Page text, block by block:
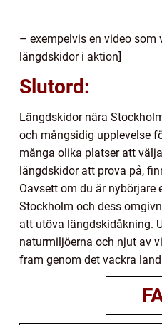
– exempelvis en video som
längdskidor i aktion]
Slutord:
Längdskidor nära
och mångsidig upplevelse
många olika platser att
längdskidor att prova på,
Oavsett om du är nybörjare
Stockholm och dess
att utöva längdskidåkning.
naturmiljöerna och njut av
fram genom det vackra